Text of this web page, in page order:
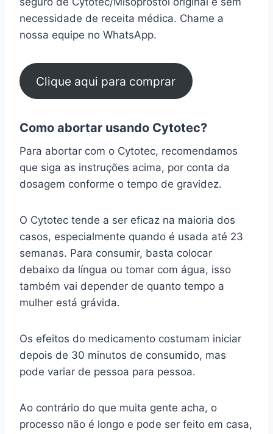
necessidade de receita médica. Chame a
nossa equipe no WhatsApp.
Clique aqui para comprar
Como abortar usando Cytotec?
Para abortar com o Cytotec, recomendamos
que siga as instruções acima, por conta da
dosagem conforme o tempo de gravidez.
O Cytotec tende a ser eficaz na maioria dos
casos, especialmente quando é usada até 23
semanas. Para consumir, basta colocar
debaixo da língua ou tomar com água, isso
também vai depender de quanto tempo a
mulher está grávida.
Os efeitos do medicamento costumam iniciar
depois de 30 minutos de consumido, mas
pode variar de pessoa para pessoa.
Ao contrário do que muita gente acha, o
processo não é longo e pode ser feito em casa,